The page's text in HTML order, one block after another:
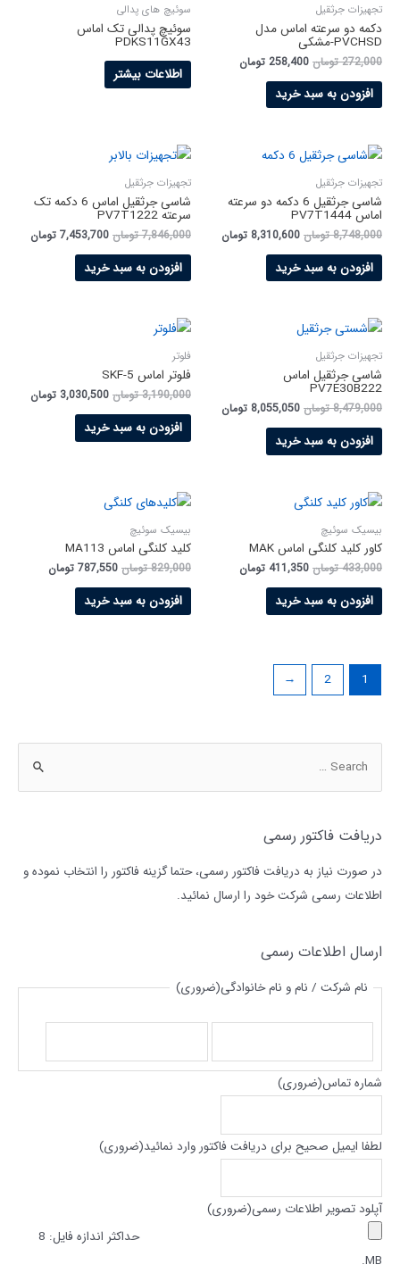
دریافت فاکتور رسمی
در صورت نیاز به دریافت فاکتور رسمی، حتما گزینه فاکتور را انتخاب نموده و
اطلاعات رسمی شرکت خود را ارسال نمائید.
ارسال اطلاعات رسمی
نام شرکت / نام و نام خانوادگی(ضروری)
شماره تماس(ضروری)
لطفا ایمیل صحیح برای دریافت فاکتور وارد نمائید(ضروری)
آپلود تصویر اطلاعات رسمی(ضروری)
حداکثر اندازه فایل: 8
MB.
تجهیزات جرثقیل
دکمه دو سرعته اماس مدل
PVCHSD-مشکی
272,000 تومان 258,400 تومان
افزودن به سبد خرید
سوئیچ های پدالی
سوئیچ پدالی تک اماس
PDKS11GX43
اطلاعات بیشتر
تجهیزات جرثقیل
شاسی جرثقیل 6 دکمه دو سرعته
اماس PV7T1444
8,748,000 تومان 8,310,600 تومان
افزودن به سبد خرید
تجهیزات جرثقیل
شاسی جرثقیل اماس 6 دکمه تک
سرعته PV7T1222
7,846,000 تومان 7,453,700 تومان
افزودن به سبد خرید
تجهیزات جرثقیل
شاسی جرثقیل اماس
PV7E30B222
8,479,000 تومان 8,055,050 تومان
افزودن به سبد خرید
فلوتر
فلوتر اماس SKF-5
3,190,000 تومان 3,030,500 تومان
افزودن به سبد خرید
بیسیک سوئیچ
کاور کلید کلنگی اماس MAK
433,000 تومان 411,350 تومان
افزودن به سبد خرید
بیسیک سوئیچ
کلید کلنگی اماس MA113
829,000 تومان 787,550 تومان
افزودن به سبد خرید
1
2
←